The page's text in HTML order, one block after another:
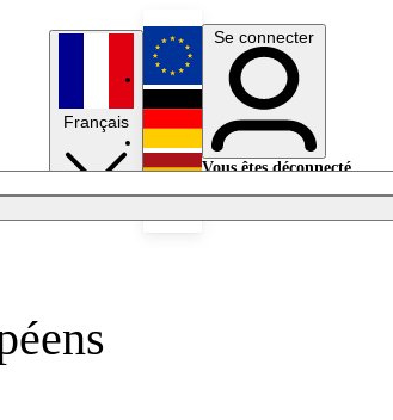
Français
English
Deutsch
Se connecter
Vous êtes déconnecté.